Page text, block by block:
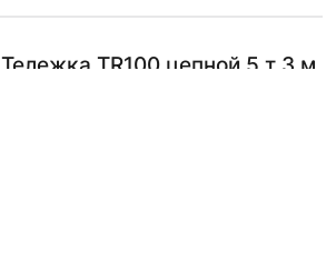
Тележка TR100 цепной 5 т 3 м